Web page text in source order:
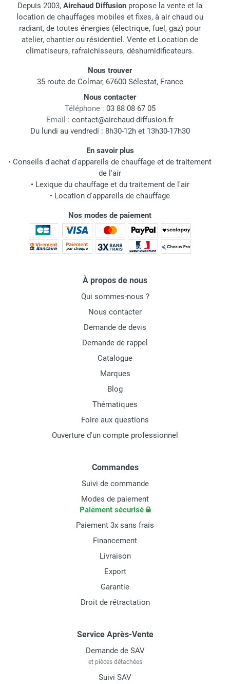
Depuis 2003, Airchaud Diffusion propose la vente et la
location de chauffages mobiles et fixes, à air chaud ou
radiant, de toutes énergies (électrique, fuel, gaz) pour
atelier, chantier ou résidentiel. Vente et Location de
climatiseurs, rafraichisseurs, déshumidificateurs.
Nous trouver
35 route de Colmar, 67600 Sélestat, France
Nous contacter
Téléphone : 03 88 08 67 05
Email : contact@airchaud-diffusion.fr
Du lundi au vendredi : 8h30-12h et 13h30-17h30
En savoir plus
• Conseils d'achat d'appareils de chauffage et de traitement
de l'air
• Lexique du chauffage et du traitement de l'air
• Location d'appareils de chauffage
Nos modes de paiement
À propos de nous
Qui sommes-nous ?
Nous contacter
Demande de devis
Demande de rappel
Catalogue
Marques
Blog
Thématiques
Foire aux questions
Ouverture d'un compte professionnel
Commandes
Suivi de commande
Modes de paiement
Paiement sécurisé
Paiement 3x sans frais
Financement
Livraison
Export
Garantie
Droit de rétractation
Service Après-Vente
Demande de SAV
et pièces détachées
Suivi SAV